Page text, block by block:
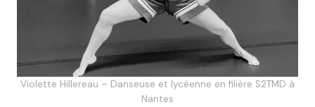
Violette Hillereau – Danseuse et lycéenne en filière S2TMD à
Nantes